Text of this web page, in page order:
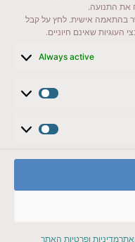
את התנועה.
בהתאמה אישית. לחץ על קבל
העוגיות שאינם חיוניים.
Always active
מדיניות ופרטיות האתר
שימוש באתר